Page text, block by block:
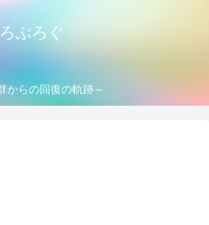
ぶろぐ
からの回復の軌跡～